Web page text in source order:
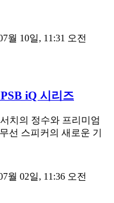
월 10일, 11:31 오전
iQ 시리즈
치의 정수와 프리미엄
선 스피커의 새로운 기
월 02일, 11:36 오전